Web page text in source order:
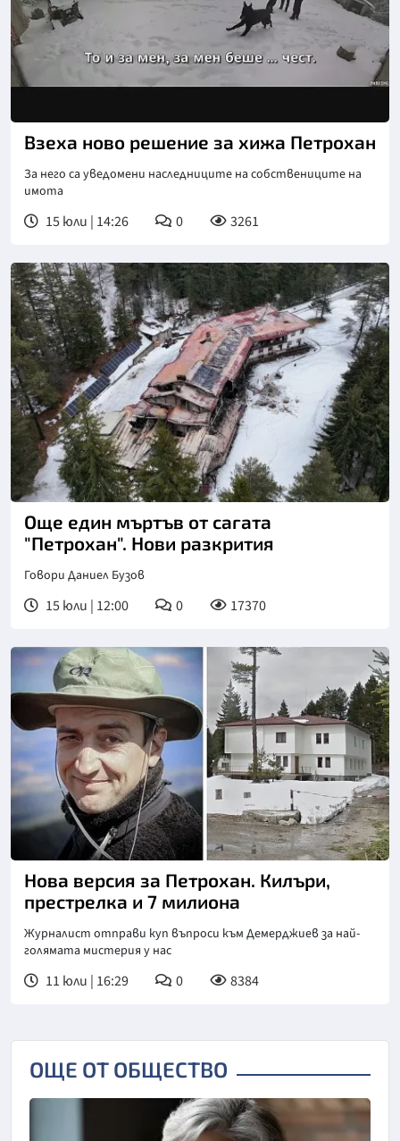
Взеха ново решение за хижа Петрохан
За него са уведомени наследниците на собствениците на
имота
15 юли | 14:26 0 3261
Снимка: БТА
Още един мъртъв от сагата
"Петрохан". Нови разкрития
Говори Даниел Бузов
15 юли | 12:00 0 17370
Нова версия за Петрохан. Килъри,
престрелка и 7 милиона
Журналист отправи куп въпроси към Демерджиев за най-
голямата мистерия у нас
11 юли | 16:29 0 8384
ОЩЕ ОТ ОБЩЕСТВО